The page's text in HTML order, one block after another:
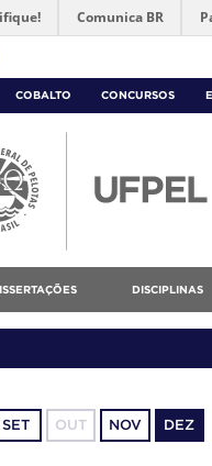
Comunica BR
COBALTO CONCURSOS
DISCIPLINAS
SET OUT NOV DEZ